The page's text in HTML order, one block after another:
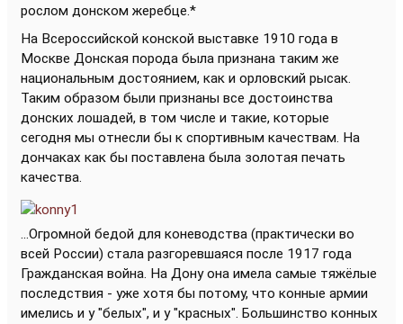
рослом донском жеребце.*
На Всероссийской конской выставке 1910 года в
Москве Донская порода была признана таким же
национальным достоянием, как и орловский рысак.
Таким образом были признаны все достоинства
донских лошадей, в том числе и такие, которые
сегодня мы отнесли бы к спортивным качествам. На
дончаках как бы поставлена была золотая печать
качества.
...Огромной бедой для коневодства (практически во
всей России) стала разгоревшаяся после 1917 года
Гражданская война. На Дону она имела самые тяжёлые
последствия - уже хотя бы потому, что конные армии
имелись и у "белых", и у "красных". Большинство конных